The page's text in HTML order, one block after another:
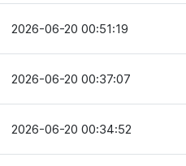
2026-06-20 00:51:19
2026-06-20 00:37:07
2026-06-20 00:34:52